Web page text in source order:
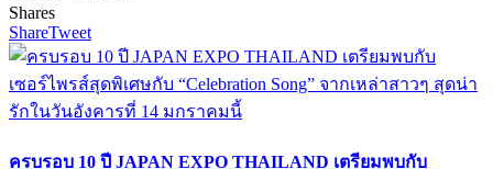
Shares
ShareTweet
ครบรอบ 10 ปี JAPAN EXPO THAILAND เตรียมพบกับ